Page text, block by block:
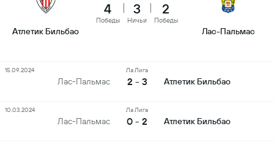
Атлетик Бильбао
4
Победы
3
Ничьи
2
Победы
Лас-Пальмас
Лас-Пальмас
Ла Лига
2 - 3 Атлетик Бильбао
15.09.2024
Лас-Пальмас
Ла Лига
0 - 2 Атлетик Бильбао
10.03.2024